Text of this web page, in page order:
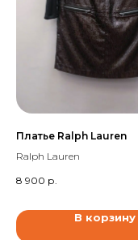
Платье Ralph Lauren
Ralph Lauren
8 900 р.
В корзину